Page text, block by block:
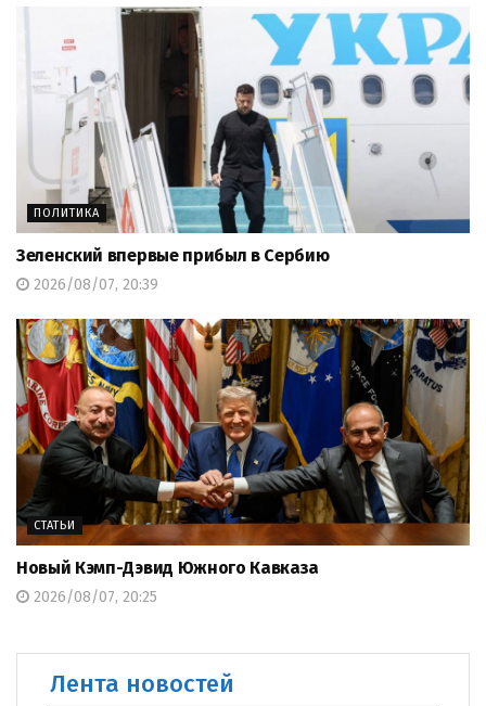
ПОЛИТИКА
Зеленский впервые прибыл в Сербию
2026/08/07, 20:39
СТАТЬИ
Новый Кэмп-Дэвид Южного Кавказа
2026/08/07, 20:25
Лента новостей